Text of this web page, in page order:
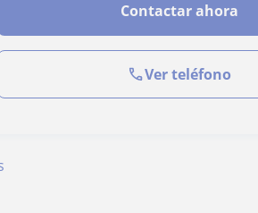
Contactar ahora
Ver teléfono